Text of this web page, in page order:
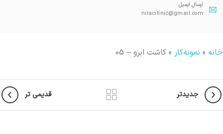
ارسال ایمیل
nilacilinic@gmail.com
خانه » نمونه‌کار » کاشت ابرو – 05
جدیدتر قدیمی تر